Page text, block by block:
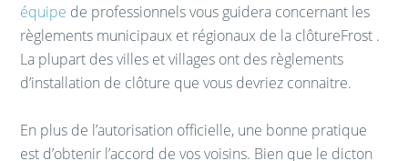
équipe de professionnels vous guidera concernant les
règlements municipaux et régionaux de la clôtureFrost .
La plupart des villes et villages ont des règlements
d’installation de clôture que vous devriez connaitre.
En plus de l’autorisation officielle, une bonne pratique
est d’obtenir l’accord de vos voisins. Bien que le dicton